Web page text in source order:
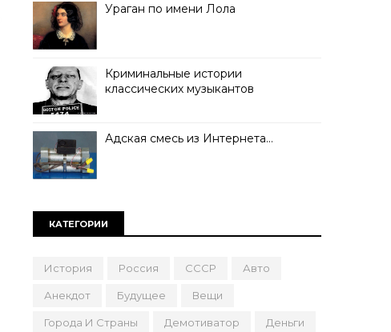
Ураган по имени Лола
Криминальные истории
классических музыкантов
Адская смесь из Интернета…
КАТЕГОРИИ
История Россия СССР Авто
Анекдот Будущее Вещи
Города И Страны Демотиватор Деньги